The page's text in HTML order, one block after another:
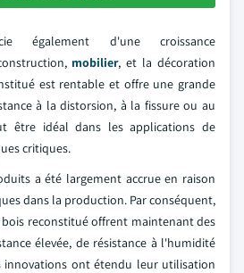
également d'une croissance
mobilier, et la décoration
est rentable et offre une grande
à la distorsion, à la fissure ou au
être idéal dans les applications de
critiques.
a été largement accrue en raison
dans la production. Par conséquent,
reconstitué offrent maintenant des
élevée, de résistance à l'humidité
innovations ont étendu leur utilisation